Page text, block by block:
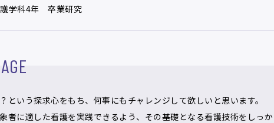
学科4年 卒業研究
という探求心をもち、何事にもチャレンジして欲しいと思います。
者に適した看護を実践できるよう、その基礎となる看護技術をしっ